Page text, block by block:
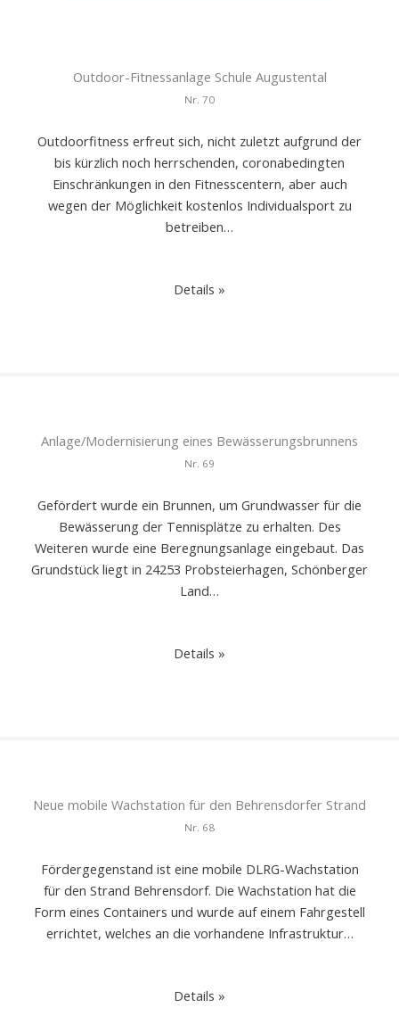
Outdoor-Fitnessanlage Schule Augustental
Nr. 70
Outdoorfitness erfreut sich, nicht zuletzt aufgrund der
bis kürzlich noch herrschenden, coronabedingten
Einschränkungen in den Fitnesscentern, aber auch
wegen der Möglichkeit kostenlos Individualsport zu
betreiben…
Details »
Anlage/Modernisierung eines Bewässerungsbrunnens
Nr. 69
Gefördert wurde ein Brunnen, um Grundwasser für die
Bewässerung der Tennisplätze zu erhalten. Des
Weiteren wurde eine Beregnungsanlage eingebaut. Das
Grundstück liegt in 24253 Probsteierhagen, Schönberger
Land…
Details »
Neue mobile Wachstation für den Behrensdorfer Strand
Nr. 68
Fördergegenstand ist eine mobile DLRG-Wachstation
für den Strand Behrensdorf. Die Wachstation hat die
Form eines Containers und wurde auf einem Fahrgestell
errichtet, welches an die vorhandene Infrastruktur…
Details »